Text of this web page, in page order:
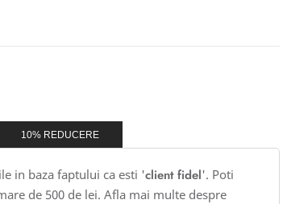
10% REDUCERE
in baza faptului ca esti 'client fidel'. Poti
de 500 de lei. Afla mai multe despre